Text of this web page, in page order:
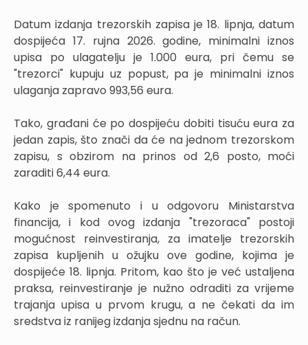
Datum izdanja trezorskih zapisa je 18. lipnja, datum
dospijeća 17. rujna 2026. godine, minimalni iznos
upisa po ulagatelju je 1.000 eura, pri čemu se
"trezorci" kupuju uz popust, pa je minimalni iznos
ulaganja zapravo 993,56 eura.
Tako, građani će po dospijeću dobiti tisuću eura za
jedan zapis, što znači da će na jednom trezorskom
zapisu, s obzirom na prinos od 2,6 posto, moći
zaraditi 6,44 eura.
Kako je spomenuto i u odgovoru Ministarstva
financija, i kod ovog izdanja "trezoraca" postoji
mogućnost reinvestiranja, za imatelje trezorskih
zapisa kupljenih u ožujku ove godine, kojima je
dospijeće 18. lipnja. Pritom, kao što je već ustaljena
praksa, reinvestiranje je nužno odraditi za vrijeme
trajanja upisa u prvom krugu, a ne čekati da im
sredstva iz ranijeg izdanja sjednu na račun.